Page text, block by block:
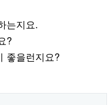
는지요.
?
좋을런지요?